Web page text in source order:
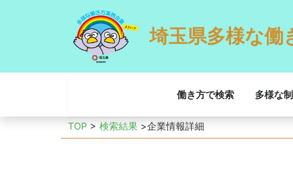
埼玉県多様な働
働き方で検索 多様な
TOP > 検索結果 >企業情報詳細